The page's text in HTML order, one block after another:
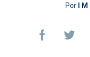
PorI M